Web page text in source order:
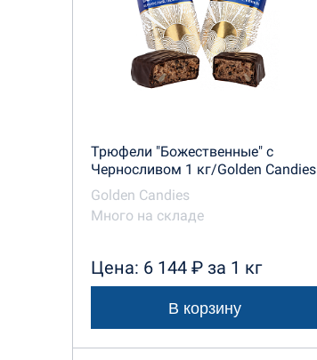
Трюфели "Божественные" с
Черносливом 1 кг/Golden Candies
Golden Candies
Много на складе
Цена: 6 144 ₽ за 1 кг
В корзину